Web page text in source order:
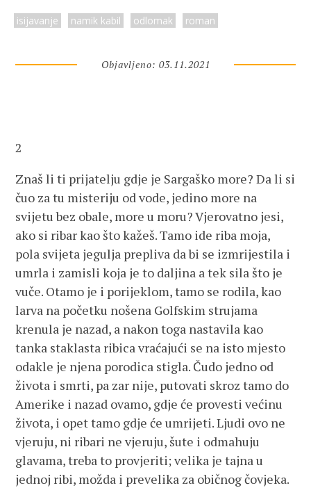
isijavanje namik kabil odlomak roman
Objavljeno: 03.11.2021
2
Znaš li ti prijatelju gdje je Sargaško more? Da li si
čuo za tu misteriju od vode, jedino more na
svijetu bez obale, more u moru? Vjerovatno jesi,
ako si ribar kao što kažeš. Tamo ide riba moja,
pola svijeta jegulja prepliva da bi se izmrijestila i
umrla i zamisli koja je to daljina a tek sila što je
vuče. Otamo je i porijeklom, tamo se rodila, kao
larva na početku nošena Golfskim strujama
krenula je nazad, a nakon toga nastavila kao
tanka staklasta ribica vraćajući se na isto mjesto
odakle je njena porodica stigla. Čudo jedno od
života i smrti, pa zar nije, putovati skroz tamo do
Amerike i nazad ovamo, gdje će provesti većinu
života, i opet tamo gdje će umrijeti. Ljudi ovo ne
vjeruju, ni ribari ne vjeruju, šute i odmahuju
glavama, treba to provjeriti; velika je tajna u
jednoj ribi, možda i prevelika za običnog čovjeka.